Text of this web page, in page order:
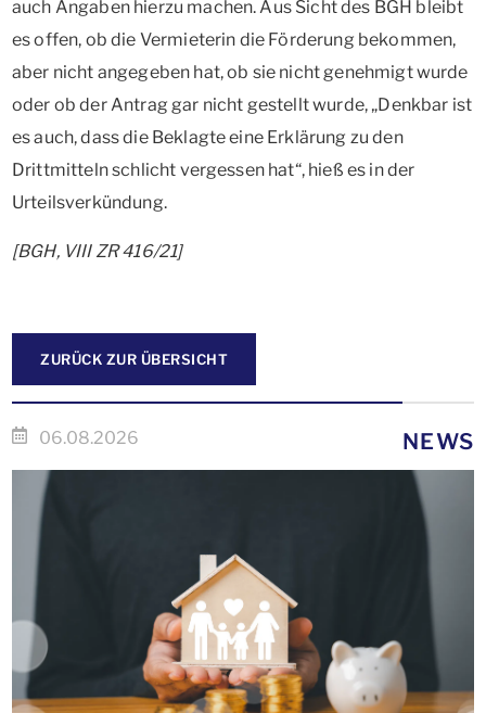
auch Angaben hierzu machen. Aus Sicht des BGH bleibt
es offen, ob die Vermieterin die Förderung bekommen,
aber nicht angegeben hat, ob sie nicht genehmigt wurde
oder ob der Antrag gar nicht gestellt wurde, „Denkbar ist
es auch, dass die Beklagte eine Erklärung zu den
Drittmitteln schlicht vergessen hat“, hieß es in der
Urteilsverkündung.
[BGH, VIII ZR 416/21]
ZURÜCK ZUR ÜBERSICHT
06.08.2026 NEWS